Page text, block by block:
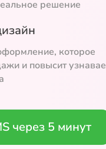
решение
которое
и повысит
через 5 минут